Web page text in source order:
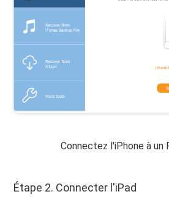
Connectez l'iPhone à un
Étape 2. Connecter l'iPad